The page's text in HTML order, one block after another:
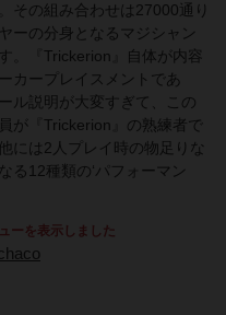
その組み合わせは27000通り
ーの分身となるマジシャン
。『Trickerion』自体が内容
カープレイスメントであ
ル説明が大変すぎて、この
が『Trickerion』の熟練者で
には2人プレイ時の物足りな
る12種類の‘パフォーマン
ーを表示しました